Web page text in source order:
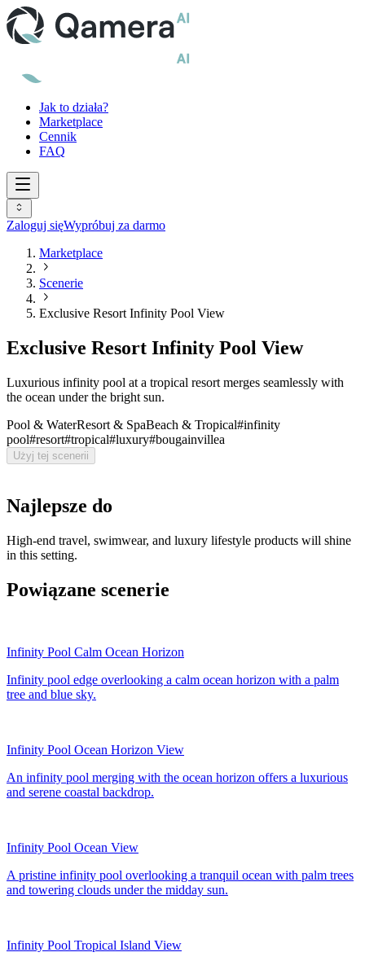
Jak to działa?
Marketplace
Cennik
FAQ
Zaloguj sięWypróbuj za darmo
Marketplace
Scenerie
Exclusive Resort Infinity Pool View
Exclusive Resort Infinity Pool View
Luxurious infinity pool at a tropical resort merges seamlessly with
the ocean under the bright sun.
Pool & WaterResort & SpaBeach & Tropical#infinity
pool#resort#tropical#luxury#bougainvillea
Użyj tej scenerii
Najlepsze do
High-end travel, swimwear, and luxury lifestyle products will shine
in this setting.
Powiązane scenerie
Infinity Pool Calm Ocean Horizon
Infinity pool edge overlooking a calm ocean horizon with a palm
tree and blue sky.
Infinity Pool Ocean Horizon View
An infinity pool merging with the ocean horizon offers a luxurious
and serene coastal backdrop.
Infinity Pool Ocean View
A pristine infinity pool overlooking a tranquil ocean with palm trees
and towering clouds under the midday sun.
Infinity Pool Tropical Island View